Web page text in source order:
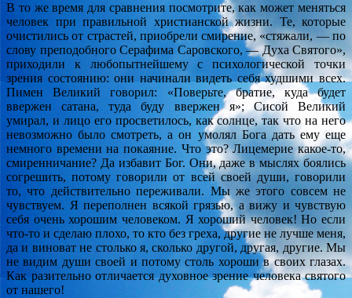
В то же время для сравнения посмотрите, как может меняться
человек при правильной христианской жизни. Те, которые
очистились от страстей, приобрели смирение, «стяжали, — по
слову преподобного Серафима Саровского, — Духа Святого»,
приходили к любопытнейшему с психологической точки
зрения состоянию: они начинали видеть себя худшими всех.
Пимен Великий говорил: «Поверьте, братие, куда будет
ввержен сатана, туда буду ввержен я»; Сисой Великий
умирал, и лицо его просветилось, как солнце, так что на него
невозможно было смотреть, а он умолял Бога дать ему еще
немного времени на покаяние. Что это? Лицемерие какое-то,
смиренничание? Да избавит Бог. Они, даже в мыслях боялись
согрешить, потому говорили от всей своей души, говорили
то, что действительно переживали. Мы же этого совсем не
чувствуем. Я переполнен всякой грязью, а вижу и чувствую
себя очень хорошим человеком. Я хороший человек! Но если
что-то и сделаю плохо, то кто без греха, другие не лучше меня,
да и виноват не столько я, сколько другой, другая, другие. Мы
не видим души своей и потому столь хороши в своих глазах.
Как разительно отличается духовное зрение человека святого
от нашего!